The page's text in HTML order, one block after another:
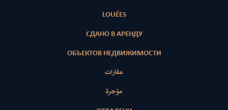
LOUÉES
СДАНО В АРЕНДУ
ОБЪЕКТОВ НЕДВИЖИМОСТИ
عقارات
مؤجرة